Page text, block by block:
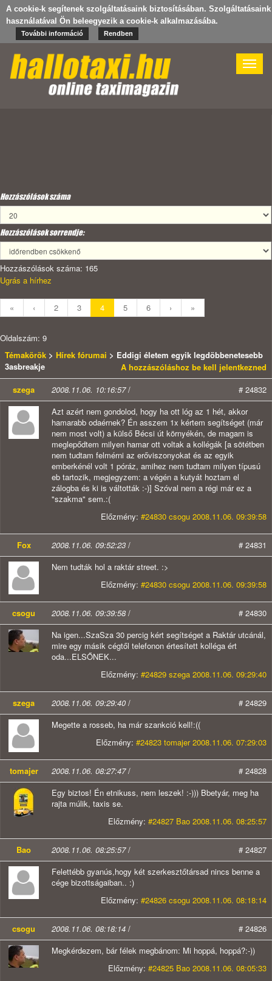
A cookie-k segítenek szolgáltatásaink biztosításában. Szolgáltatásaink
használatával Ön beleegyezik a cookie-k alkalmazásába.
További információ Rendben
Toggle
Hozzászólások száma
Hozzászólások sorrendje:
Hozzászólások száma: 165
Ugrás a hírhez
« ‹ 2 3 4 5 6 › »
Oldalszám: 9
Témakörök > Hírek fórumai > Eddigi életem egyik legdöbbenetesebb
3asbreakje
A hozzászóláshoz be kell jelentkezned
szega
2008.11.06. 10:16:57/
# 24832
Azt azért nem gondolod, hogy ha ott lóg az 1 hét, akkor
hamarabb odaérnek? Én asszem 1x kértem segítséget (már
nem most volt) a külső Bécsi út környékén, de magam is
meglepődtem milyen hamar ott voltak a kollégák [a sötétben
nem tudtam felmérni az erőviszonyokat és az egyik
emberkénél volt 1 póráz, amihez nem tudtam milyen típusú
eb tartozik, megjegyzem: a végén a kutyát hoztam el
zálogba és ki is váltották :-)] Szóval nem a régi már ez a
"szakma" sem.:(
Előzmény: #24830 csogu 2008.11.06. 09:39:58
Fox 2008.11.06. 09:52:23 /
# 24831
Nem tudták hol a raktár street. :>
Előzmény: #24830 csogu 2008.11.06. 09:39:58
csogu 2008.11.06. 09:39:58 /
# 24830
Na igen...SzaSza 30 percig kért segítséget a Raktár utcánál,
mire egy másik cégtől telefonon értesített kolléga ért
oda...ELSŐNEK...
Előzmény: #24829 szega 2008.11.06. 09:29:40
szega 2008.11.06. 09:29:40 /
# 24829
Megette a rosseb, ha már szankció kell!:((
Előzmény: #24823 tomajer 2008.11.06. 07:29:03
tomajer 2008.11.06. 08:27:47/
# 24828
Egy biztos! Én etnikuss, nem leszek! :-))) Bbetyár, meg ha
rajta múlik, taxis se.
Előzmény: #24827 Bao 2008.11.06. 08:25:57
Bao 2008.11.06. 08:25:57/
# 24827
Felettébb gyanús,hogy két szerkesztőtársad nincs benne a
cége bizottságaiban.. :)
Előzmény: #24826 csogu 2008.11.06. 08:18:14
csogu 2008.11.06. 08:18:14 /
# 24826
Megkérdezem, bár félek megbánom: Mi hoppá, hoppá?:-))
Előzmény: #24825 Bao 2008.11.06. 08:05:33